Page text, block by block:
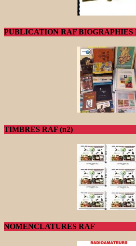
PUBLICATION RAF BIOGRAPHIES
TIMBRES RAF (n2)
NOMENCLATURES RAF